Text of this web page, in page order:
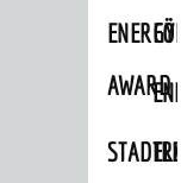
ENERGY
AWARD